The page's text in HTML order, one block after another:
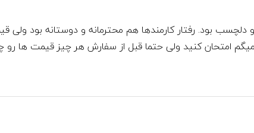
بود. رفتار کارمندها هم محترمانه و دوستانه بود ولی
میگم امتحان کنید ولی حتما قبل از سفارش هر چیز قیمت ها